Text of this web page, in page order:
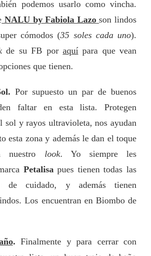
podemos usarlo como vincha.
NALU by Fabiola Lazo son lindos
cómodos (35 soles cada uno).
de su FB por aquípara que vean
que tienen.
Por supuesto un par de buenos
faltar en esta lista. Protegen
sol y rayos ultravioleta, nos ayudan
esta zona y además le dan el toque
nuestro look. Yo siempre les
Petalisa pues tienen todas las
de cuidado, y además tienen
Los encuentran en Biombo de
. Finalmente y para cerrar con